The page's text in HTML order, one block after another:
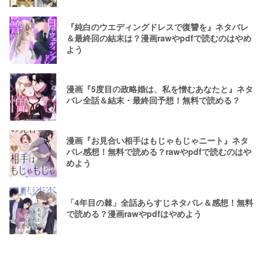
『純白のウエディングドレスで復讐を』ネタバレ
＆最終回の結末は？漫画rawやpdfで読むのはやめ
よう
漫画『5度目の政略婚は、私を憎むあなたと』ネタ
バレ全話＆結末・最終回予想！無料で読める？
漫画『お見合い相手はもじゃもじゃニート』ネタ
バレ感想！無料で読める？rawやpdfで読むのはや
めよう
「4年目の棘」全話あらすじネタバレ＆感想！無料
で読める？漫画rawやpdfはやめよう